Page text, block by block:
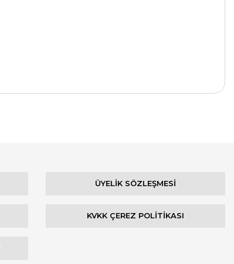
ÜYELİK SÖZLEŞMESİ
KVKK ÇEREZ POLİTİKASI